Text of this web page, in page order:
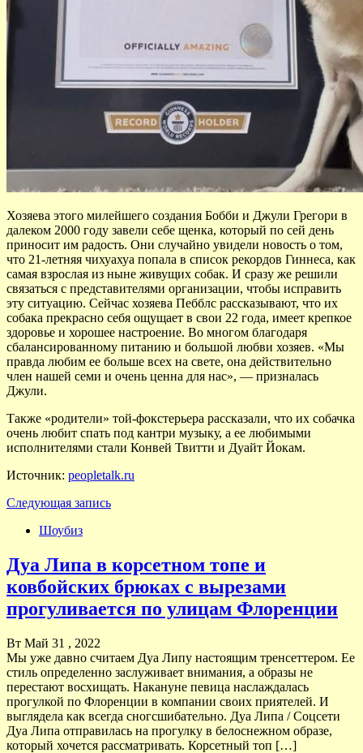
Хозяева этого милейшего создания Бобби и Джули Грегори в
далеком 2000 году завели себе щенка, который по сей день
приносит им радость. Они случайно увидели новость о том,
что 21-летняя чихуахуа попала в список рекордов Гиннеса, как
самая взрослая из ныне живущих собак. И сразу же решили
связаться с представителями организации, чтобы исправить
эту ситуацию. Сейчас хозяева Пебблс рассказывают, что их
собака прекрасно себя ощущает в свои 22 года, имеет крепкое
здоровье и хорошее настроение. Во многом благодаря
сбалансированному питанию и большой любви хозяев. «Мы
правда любим ее больше всех на свете, она действительно
член нашей семи и очень ценна для нас», — призналась
Джули.
Также «родители» той-фокстерьера рассказали, что их собачка
очень любит спать под кантри музыку, а ее любимыми
исполнителями стали Конвей Твитти и Дуайт Йокам.
Источник: peopletalk.ru
Следующая запись
Шоубиз
Дуа Липа в корсетном топе и
ковбойских брюках с вырезами
прогуливается по улицам Флоренции
Вт Май 31 , 2022
Мы уже давно считаем Дуа Липу настоящим тренсеттером. Ее
стиль определенно заслуживает внимания, а образы не
перестают восхищать. Накануне певица наслаждалась
прогулкой по Флоренции в компании своих приятелей. И
выглядела как всегда сногсшибательно. Дуа Липа / Соцсети
Дуа Липа отправилась на прогулку в белоснежном образе,
который хочется рассматривать. Корсетный топ […]